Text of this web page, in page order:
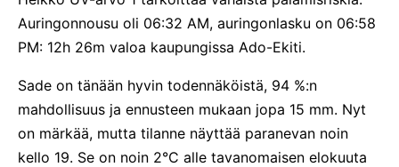
Auringonnousu oli 06:32 AM, auringonlasku on 06:58
PM: 12h 26m valoa kaupungissa Ado-Ekiti.
Sade on tänään hyvin todennäköistä, 94 %:n
mahdollisuus ja ennusteen mukaan jopa 15 mm. Nyt
on märkää, mutta tilanne näyttää paranevan noin
kello 19. Se on noin 2°C alle tavanomaisen elokuuta